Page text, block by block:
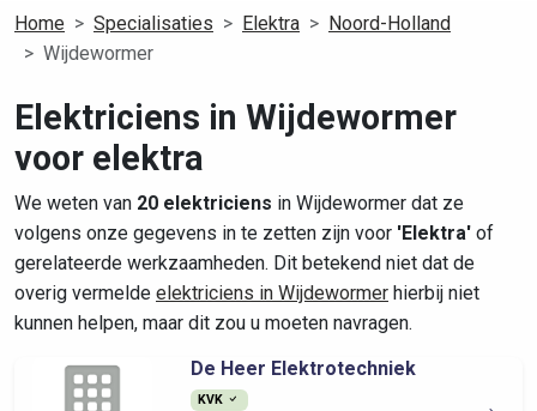
Home Specialisaties Elektra
Noord-Holland
Wijdewormer
Elektriciens in Wijdewormer
voor elektra
We weten van 20 elektriciens in Wijdewormer dat ze
volgens onze gegevens in te zetten zijn voor 'Elektra' of
gerelateerde werkzaamheden. Dit betekend niet dat de
overig vermelde elektriciens in Wijdewormer hierbij niet
kunnen helpen, maar dit zou u moeten navragen.
De Heer Elektrotechniek
KVK